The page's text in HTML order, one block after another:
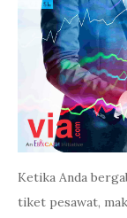
Ketika Anda
tiket pesawat,